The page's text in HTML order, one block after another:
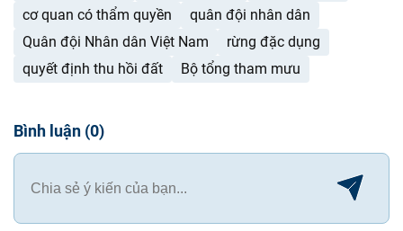
cơ quan có thẩm quyền
quân đội nhân dân
Quân đội Nhân dân Việt Nam
rừng đặc dụng
quyết định thu hồi đất
Bộ tổng tham mưu
Bình luận (0)